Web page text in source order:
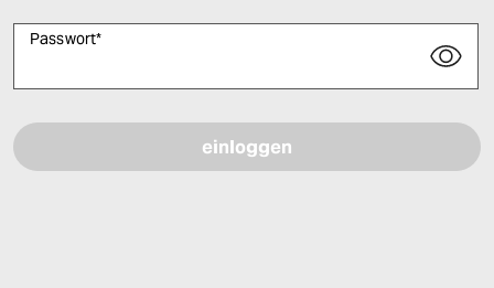
Passwort*